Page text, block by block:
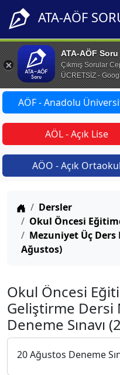
ATA-AÖF
ATA-AÖF Soru
Çıkmış Sorular
ÜCRETSİZ -
AÖF - Anadolu
AÖL - Açık Lise
AÖO - Açık Ortaokul
Anasayfa
Dersler
Okul Öncesi
Mezuniyet Üç Ders
Ağustos)
Okul Öncesi
Geliştirme Dersi
Deneme Sınavı
20 Ağustos Deneme